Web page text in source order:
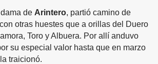
de Arintero, partió camino de
otras huestes que a orillas del Duero
Toro y Albuera. Por allí anduvo
su especial valor hasta que en marzo
traicionó.